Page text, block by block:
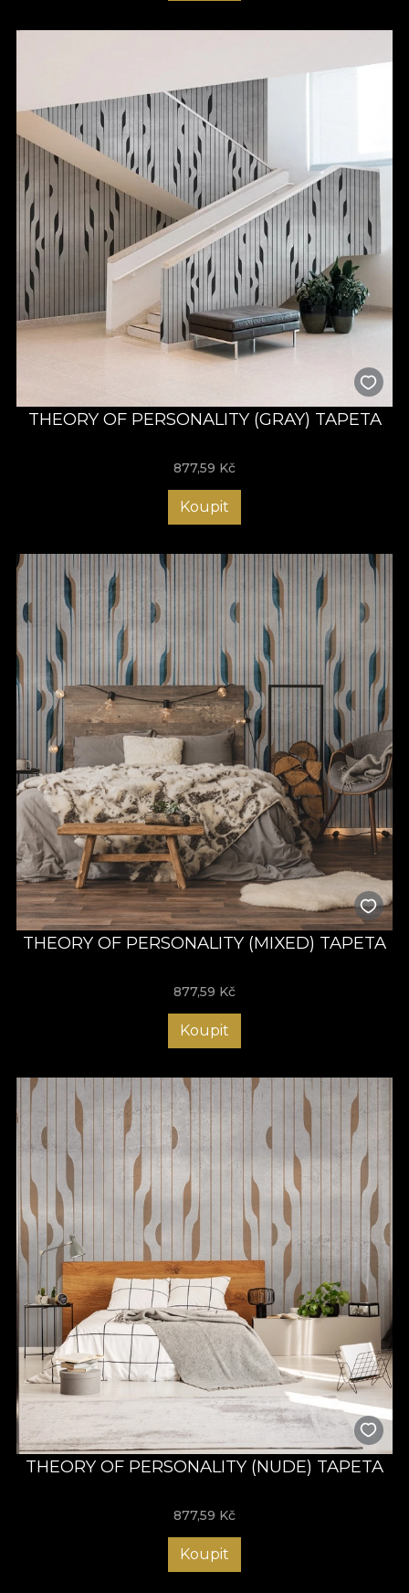
THEORY OF PERSONALITY (GRAY) TAPETA
877,59 Kč
Koupit
THEORY OF PERSONALITY (MIXED) TAPETA
877,59 Kč
Koupit
THEORY OF PERSONALITY (NUDE) TAPETA
877,59 Kč
Koupit